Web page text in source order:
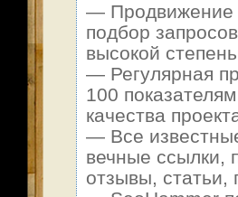
— Продвижение
подбор
высокой
— Регулярная
100
качества
— Все
вечные ссылки,
отзывы, статьи,